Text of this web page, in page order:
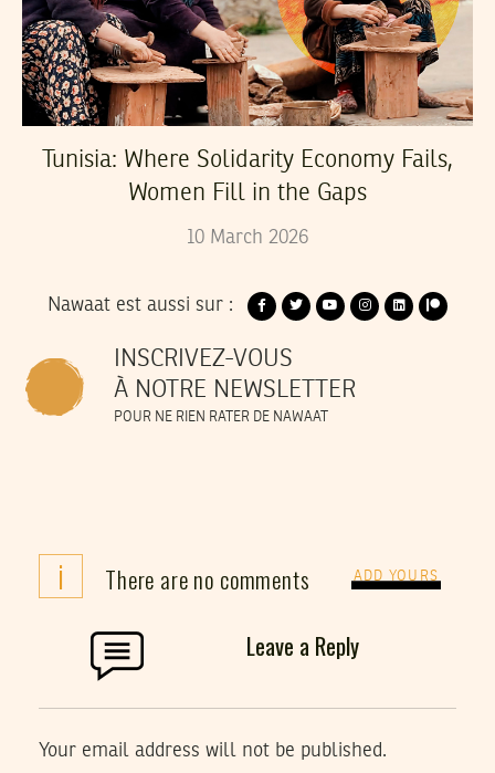
Tunisia: Where Solidarity Economy Fails,
Women Fill in the Gaps
10 March 2026
Nawaat est aussi sur :
INSCRIVEZ-VOUS
À NOTRE NEWSLETTER
POUR NE RIEN RATER DE NAWAAT
i There are no comments ADD YOURS
Leave a Reply
Your email address will not be published.